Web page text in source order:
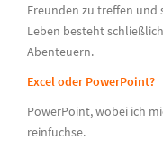
Freunden zu treffen und
Leben besteht
Abenteuern.
Excel oder PowerPoint?
PowerPoint, wobei ich
reinfuchse.